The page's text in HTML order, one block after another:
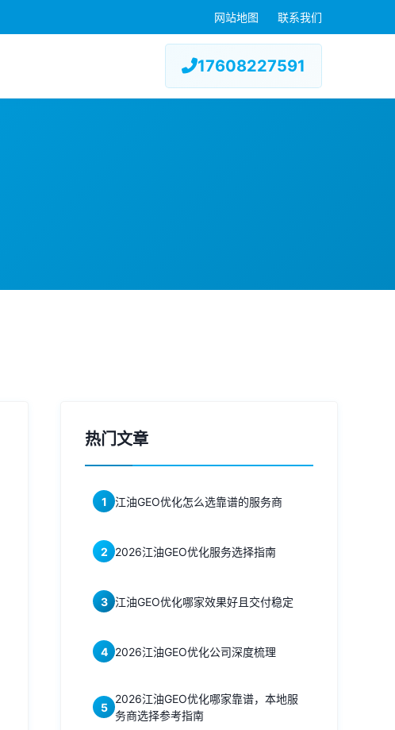
网站地图 联系我们
17608227591
热门文章
1 江油GEO优化怎么选靠谱的服务商
2 2026江油GEO优化服务选择指南
3 江油GEO优化哪家效果好且交付稳定
4 2026江油GEO优化公司深度梳理
5
2026江油GEO优化哪家靠谱，本地服
务商选择参考指南